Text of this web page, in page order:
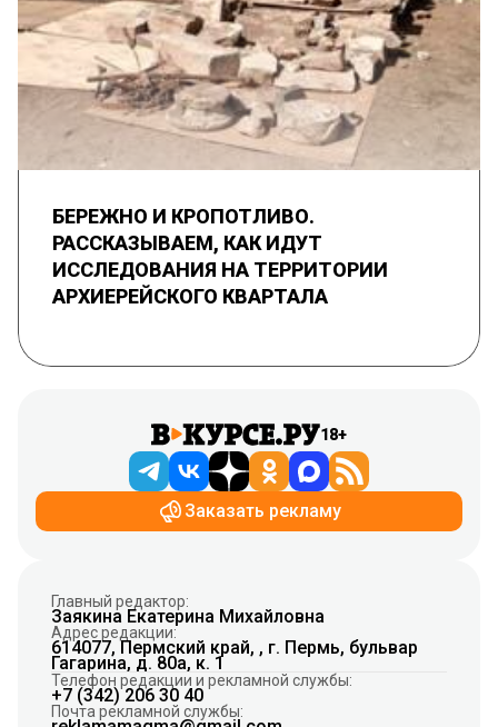
БЕРЕЖНО И КРОПОТЛИВО.
РАССКАЗЫВАЕМ, КАК ИДУТ
ИССЛЕДОВАНИЯ НА ТЕРРИТОРИИ
АРХИЕРЕЙСКОГО КВАРТАЛА
18+
Заказать рекламу
Главный редактор:
Заякина Екатерина Михайловна
Адрес редакции:
614077, Пермский край, , г. Пермь, бульвар
Гагарина, д. 80а, к. 1
Телефон редакции и рекламной службы:
+7 (342) 206 30 40
Почта рекламной службы: